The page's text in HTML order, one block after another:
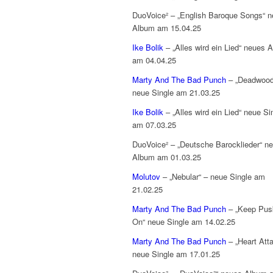
DuoVoice² – „English Baroque Songs“
Album am 15.04.25
Ike Bolik – „Alles wird ein Lied“ neues
am 04.04.25
Marty And The Bad Punch –
neue Single am 21.03.25
Ike Bolik – „Alles wird ein Lied“ neue
am 07.03.25
DuoVoice² – „Deutsche Barocklieder“
Album am 01.03.25
Molutov – „Nebular“ – neue Single am
21.02.25
Marty And The Bad Punch – „Keep
On“ neue Single am 14.02.25
Marty And The Bad Punch – „Heart
neue Single am 17.01.25